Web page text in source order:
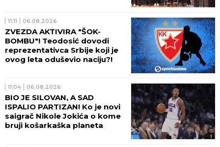
11:11 06.08.2026
ZVEZDA AKTIVIRA "ŠOK-
BOMBU"! Teodosić dovodi
reprezentativca Srbije koji je
ovog leta oduševio naciju?!
11:04 06.08.2026
BIO JE SILOVAN, A SAD
ISPALIO PARTIZAN! Ko je novi
saigrač Nikole Jokića o kome
bruji košarkaška planeta